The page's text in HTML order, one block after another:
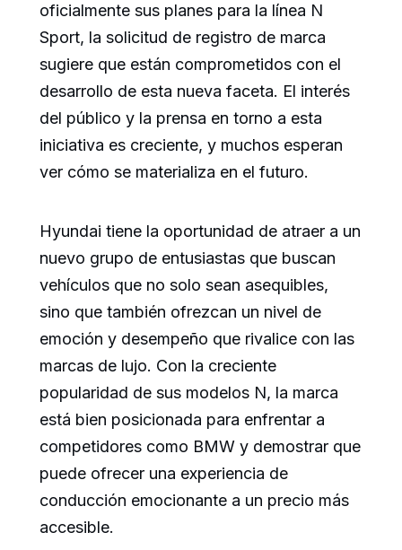
oficialmente sus planes para la línea N
Sport, la solicitud de registro de marca
sugiere que están comprometidos con el
desarrollo de esta nueva faceta. El interés
del público y la prensa en torno a esta
iniciativa es creciente, y muchos esperan
ver cómo se materializa en el futuro.
Hyundai tiene la oportunidad de atraer a un
nuevo grupo de entusiastas que buscan
vehículos que no solo sean asequibles,
sino que también ofrezcan un nivel de
emoción y desempeño que rivalice con las
marcas de lujo. Con la creciente
popularidad de sus modelos N, la marca
está bien posicionada para enfrentar a
competidores como BMW y demostrar que
puede ofrecer una experiencia de
conducción emocionante a un precio más
accesible.